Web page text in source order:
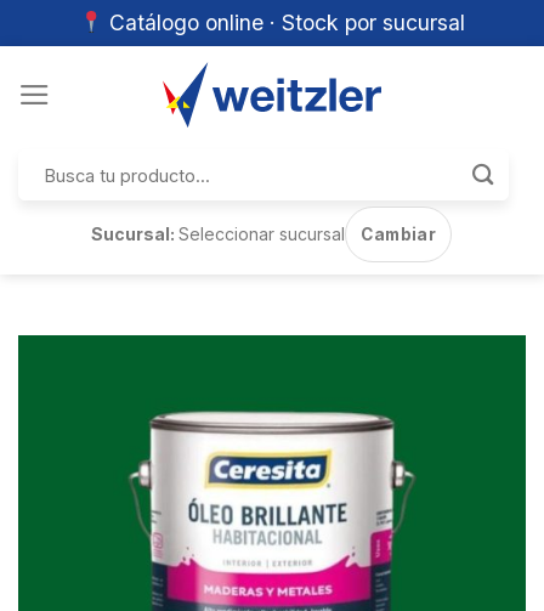
Catálogo online · Stock por sucursal
por:
Sucursal:Seleccionar sucursal Cambiar